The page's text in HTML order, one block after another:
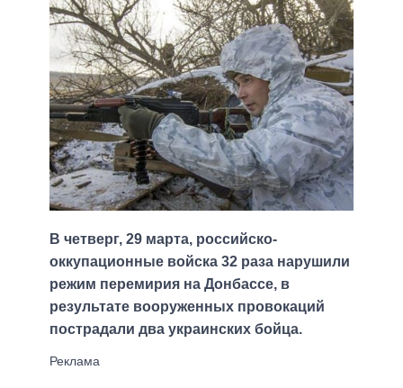
В четверг, 29 марта, российско-
оккупационные войска 32 раза нарушили
режим перемирия на Донбассе, в
результате вооруженных провокаций
пострадали два украинских бойца.